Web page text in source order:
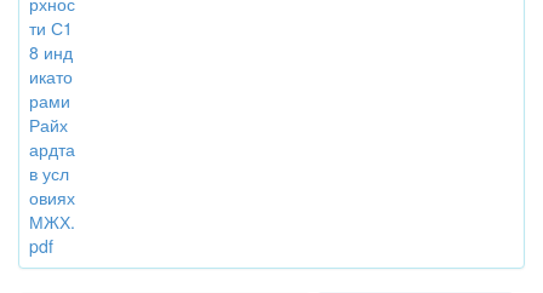
ти С1
8 инд
икато
рами
Райх
ардта
в усл
овиях
МЖХ.
pdf